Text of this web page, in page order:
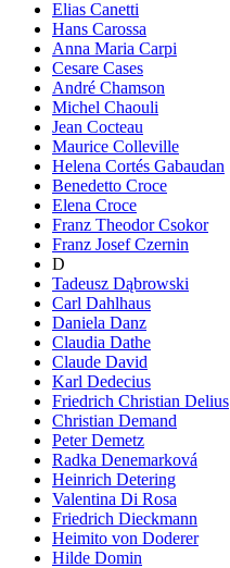
Elias Canetti
Hans Carossa
Anna Maria Carpi
Cesare Cases
André Chamson
Michel Chaouli
Jean Cocteau
Maurice Colleville
Helena Cortés Gabaudan
Benedetto Croce
Elena Croce
Franz Theodor Csokor
Franz Josef Czernin
D
Tadeusz Dąbrowski
Carl Dahlhaus
Daniela Danz
Claudia Dathe
Claude David
Karl Dedecius
Friedrich Christian Delius
Christian Demand
Peter Demetz
Radka Denemarková
Heinrich Detering
Valentina Di Rosa
Friedrich Dieckmann
Heimito von Doderer
Hilde Domin